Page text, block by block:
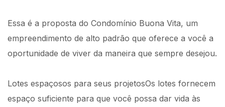
Essa é a proposta do Condomínio Buona Vita, um
empreendimento de alto padrão que oferece a você a
oportunidade de viver da maneira que sempre desejou.
Lotes espaçosos para seus projetosOs lotes fornecem
espaço suficiente para que você possa dar vida às